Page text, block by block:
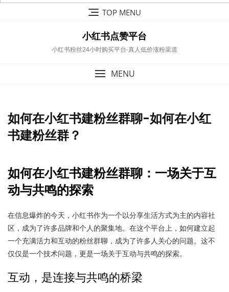
TOP MENU
小红书点赞平台
小红书粉丝24小时购买平台-真人低价涨粉渠道
MENU
如何在小红书建粉丝群聊-如何在小红
书建粉丝群？
如何在小红书建粉丝群聊：一场关于互
动与共鸣的探索
在信息爆炸的今天，小红书作为一个以分享生活方式为主的内容社
区，成为了许多品牌和个人的聚集地。在这个平台上，如何建立起
一个充满活力和互动的粉丝群聊，成为了许多人关心的问题。这不
仅仅是一个技术问题，更是一场关于互动与共鸣的探索。
互动，是连接与共鸣的桥梁